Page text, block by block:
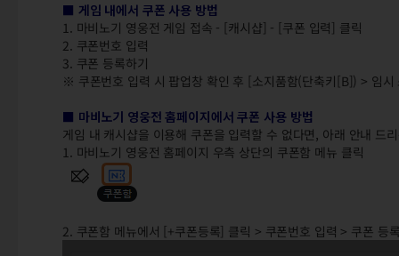
■ 게임 내에서 쿠폰 사용 방법
1. 마비노기 영웅전 게임 접속 - [캐시샵] - [쿠폰 입력] 클릭
2. 쿠폰번호 입력
3. 쿠폰 등록하기
※ 쿠폰번호 입력 시 팝업창 확인 후 [소지품함(단축키[B]) > 임
■ 마비노기 영웅전 홈페이지에서 쿠폰 사용 방법
게임 내 캐시샵을 이용해 쿠폰을 입력할 수 없다면, 아래 안내 드
1. 마비노기 영웅전 홈페이지 우측 상단의 쿠폰함 메뉴 클릭
2. 쿠폰함 메뉴에서 [+쿠폰등록] 클릭 > 쿠폰번호 입력 > 쿠폰 등